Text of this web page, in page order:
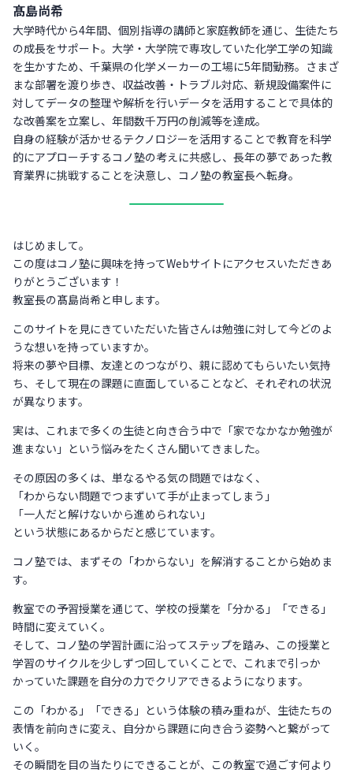
髙島尚希
大学時代から4年間、個別指導の講師と家庭教師を通じ、生徒たち
の成長をサポート。大学・大学院で専攻していた化学工学の知識
を生かすため、千葉県の化学メーカーの工場に5年間勤務。さまざ
まな部署を渡り歩き、収益改善・トラブル対応、新規設備案件に
対してデータの整理や解析を行いデータを活用することで具体的
な改善案を立案し、年間数千万円の削減等を達成。
自身の経験が活かせるテクノロジーを活用することで教育を科学
的にアプローチするコノ塾の考えに共感し、長年の夢であった教
育業界に挑戦することを決意し、コノ塾の教室長へ転身。
はじめまして。
この度はコノ塾に興味を持ってWebサイトにアクセスいただきあ
りがとうございます！
教室長の髙島尚希と申します。
このサイトを見にきていただいた皆さんは勉強に対して今どのよ
うな想いを持っていますか。
将来の夢や目標、友達とのつながり、親に認めてもらいたい気持
ち、そして現在の課題に直面していることなど、それぞれの状況
が異なります。
実は、これまで多くの生徒と向き合う中で「家でなかなか勉強が
進まない」という悩みをたくさん聞いてきました。
その原因の多くは、単なるやる気の問題ではなく、
「わからない問題でつまずいて手が止まってしまう」
「一人だと解けないから進められない」
という状態にあるからだと感じています。
コノ塾では、まずその「わからない」を解消することから始めま
す。
教室での予習授業を通じて、学校の授業を「分かる」「できる」
時間に変えていく。
そして、コノ塾の学習計画に沿ってステップを踏み、この授業と
学習のサイクルを少しずつ回していくことで、これまで引っか
かっていた課題を自分の力でクリアできるようになります。
この「わかる」「できる」という体験の積み重ねが、生徒たちの
表情を前向きに変え、自分から課題に向き合う姿勢へと繋がって
いく。
その瞬間を目の当たりにできることが、この教室で過ごす何より